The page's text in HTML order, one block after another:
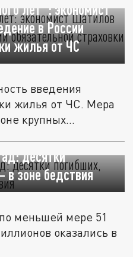
лет": экономист
в России
жилья от ЧС
введения
жилья от ЧС. Мера
крупных...
десятки
зоне бедствия
меньшей мере 51
оказались в